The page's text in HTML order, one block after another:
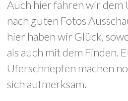
Auch hier fahren wir dem
nach guten Fotos
hier haben wir Glück,
als auch mit dem Finden.
Uferschnepfen machen
sich aufmerksam.